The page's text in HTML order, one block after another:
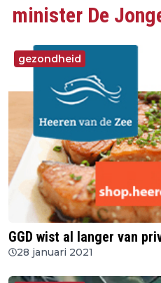
minister De
gezondheid
GGD wist al langer van
28 januari 2021